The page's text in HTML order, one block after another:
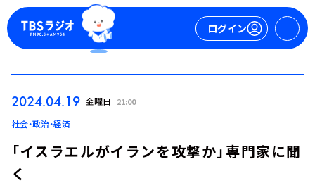
ログイン
2024.04.19 金曜日 21:00
社会・政治・経済
「イスラエルがイランを攻撃か」専門家に聞
く